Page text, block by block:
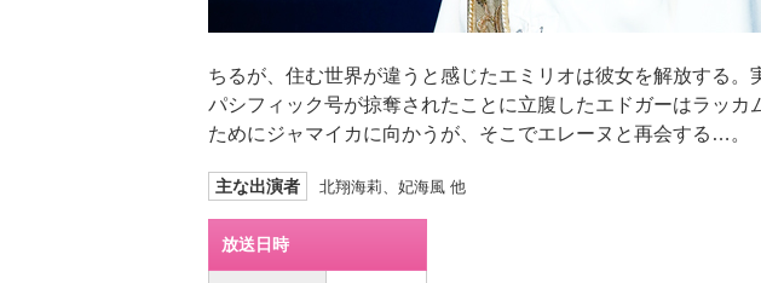
ちるが、住む世界が違うと感じたエミリオは彼女を解放する
パシフィック号が掠奪されたことに立腹したエドガーはラッ
ためにジャマイカに向かうが、そこでエレーヌと再会する…。
主な出演者 北翔海莉、妃海風 他
放送日時